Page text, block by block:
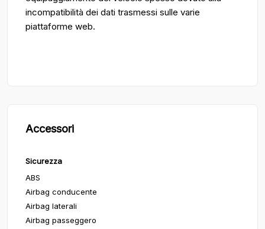
incompatibilità dei dati trasmessi sulle varie
piattaforme web.
Accessori
Sicurezza
ABS
Airbag conducente
Airbag laterali
Airbag passeggero